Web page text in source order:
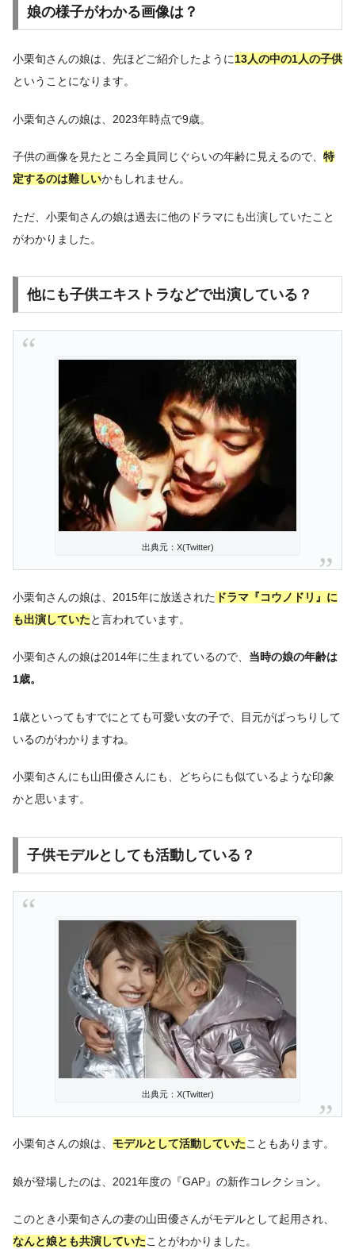
娘の様子がわかる画像は？
小栗旬さんの娘は、先ほどご紹介したように13人の中の1人の子供
ということになります。
小栗旬さんの娘は、2023年時点で9歳。
子供の画像を見たところ全員同じぐらいの年齢に見えるので、 特
定するのは難しいかもしれません。
ただ、小栗旬さんの娘は過去に他のドラマにも出演していたこと
がわかりました。
他にも子供エキストラなどで出演している？
出典元：X(Twitter)
小栗旬さんの娘は、2015年に放送された ドラマ『コウノドリ』に
も出演していたと言われています。
小栗旬さんの娘は2014年に生まれているので、 当時の娘の年齢は
1歳。
1歳といってもすでにとても可愛い女の子で、目元がぱっちりして
いるのがわかりますね。
小栗旬さんにも山田優さんにも、どちらにも似ているような印象
かと思います。
子供モデルとしても活動している？
出典元：X(Twitter)
小栗旬さんの娘は、 モデルとして活動していたこともあります。
娘が登場したのは、2021年度の『GAP』の新作コレクション。
このとき小栗旬さんの妻の山田優さんがモデルとして起用され、
なんと娘とも共演していたことがわかりました。